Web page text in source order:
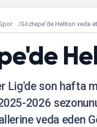
Göztepe'de Heliton veda
Lig'de son hafta
2026
veda eden